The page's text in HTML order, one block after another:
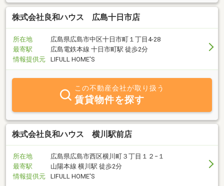
株式会社良和ハウス 広島十日市店
所在地
広島県広島市中区十日市町１丁目4-28
最寄駅
広島電鉄本線 十日市町駅 徒歩2分
情報提供元
LIFULL HOME'S
この不動産会社が取り扱う
賃貸物件を探す
株式会社良和ハウス 横川駅前店
所在地
広島県広島市西区横川町３丁目１２−１
最寄駅
山陽本線 横川駅 徒歩2分
情報提供元
LIFULL HOME'S